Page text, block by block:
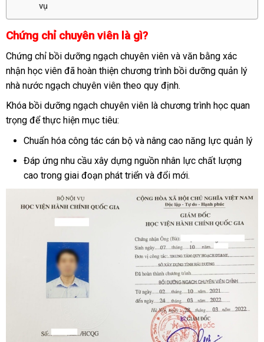
vụ
Chứng chỉ chuyên viên là gì?
Chứng chỉ bồi dưỡng ngạch chuyên viên và văn bằng xác
nhận học viên đã hoàn thiện chương trình bồi dưỡng quản lý
nhà nước ngạch chuyên viên theo quy định.
Khóa bồi dưỡng ngạch chuyên viên là chương trình học quan
trọng để thực hiện mục tiêu:
Chuẩn hóa công tác cán bộ và nâng cao năng lực quản lý
Đáp ứng nhu cầu xây dựng nguồn nhân lực chất lượng
cao trong giai đoạn phát triển và đổi mới.